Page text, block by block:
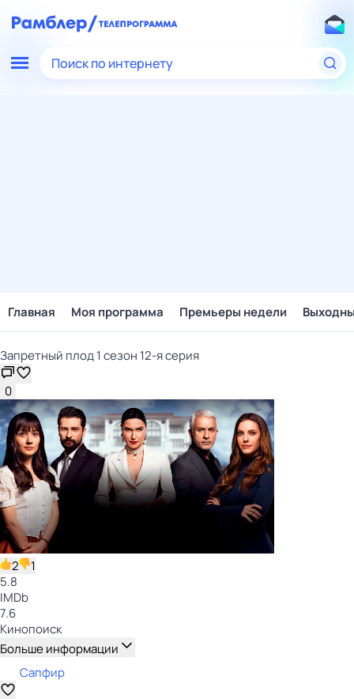
Поиск по интернету
Главная Моя программа Премьеры недели
Запретный плод 1 сезон 12-я серия
0
2
1
5.8
IMDb
7.6
Кинопоиск
Больше информации
Сапфир